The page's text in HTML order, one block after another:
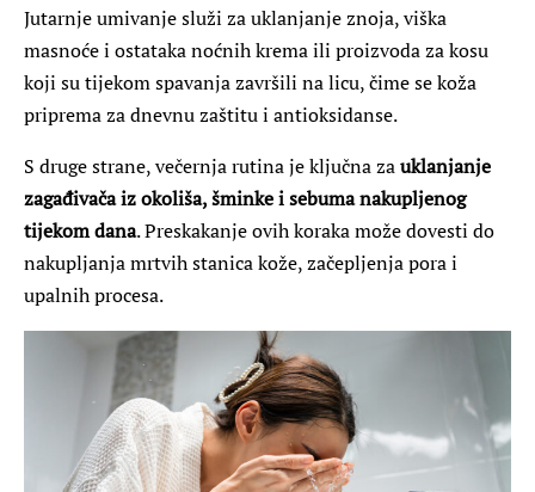
Jutarnje umivanje služi za uklanjanje znoja, viška
masnoće i ostataka noćnih krema ili proizvoda za kosu
koji su tijekom spavanja završili na licu, čime se koža
priprema za dnevnu zaštitu i antioksidanse.
S druge strane, večernja rutina je ključna zauklanjanje
zagađivača iz okoliša, šminke i sebuma nakupljenog
tijekom dana. Preskakanje ovih koraka može dovesti do
nakupljanja mrtvih stanica kože, začepljenja pora i
upalnih procesa.